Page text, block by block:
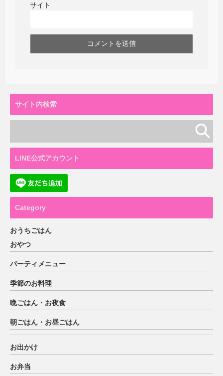
サイト
サイト内検索
LINE公式アカウント
Category
おうちごはん
おやつ
パーティメニュー
季節のお料理
晩ごはん・お夜食
朝ごはん・お昼ごはん
お出かけ
お弁当